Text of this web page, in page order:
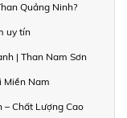
Quảng Ninh?
uy tín
| Than Nam Sơn
Miền Nam
– Chất Lượng Cao